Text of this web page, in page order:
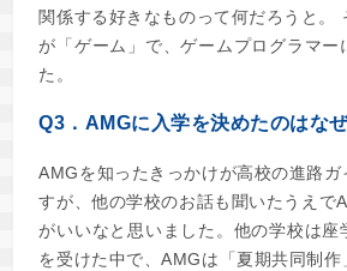
関係する好きなものって何だろうと。
が「ゲーム」で、ゲームプログラマー
た。
Q3．AMGに入学を決めたのはな
AMGを知ったきっかけが高校の進路
すが、他の学校のお話も聞いたうえで
がいいなと思いました。他の学校は座
を受けた中で、AMGは「夏期共同制作